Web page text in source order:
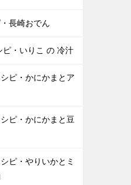
長崎おでん
ピ・いりこ の 冷汁
ピ・かにかまとア
ピ・かにかまと豆
ピ・やりいかとミ